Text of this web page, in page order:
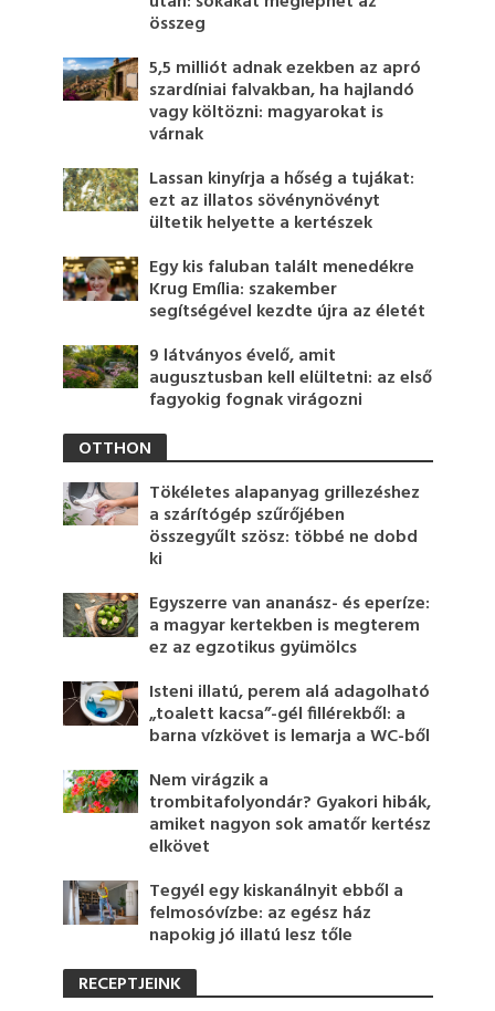
összeg
5,5 milliót adnak ezekben az apró
szardíniai falvakban, ha hajlandó
vagy költözni: magyarokat is
várnak
Lassan kinyírja a hőség a tujákat:
ezt az illatos sövénynövényt
ültetik helyette a kertészek
Egy kis faluban talált menedékre
Krug Emília: szakember
segítségével kezdte újra az életét
9 látványos évelő, amit
augusztusban kell elültetni: az első
fagyokig fognak virágozni
OTTHON
Tökéletes alapanyag grillezéshez
a szárítógép szűrőjében
összegyűlt szösz: többé ne dobd
ki
Egyszerre van ananász- és eperíze:
a magyar kertekben is megterem
ez az egzotikus gyümölcs
Isteni illatú, perem alá adagolható
„toalett kacsa”-gél fillérekből: a
barna vízkövet is lemarja a WC-ből
Nem virágzik a
trombitafolyondár? Gyakori hibák,
amiket nagyon sok amatőr kertész
elkövet
Tegyél egy kiskanálnyit ebből a
felmosóvízbe: az egész ház
napokig jó illatú lesz tőle
RECEPTJEINK